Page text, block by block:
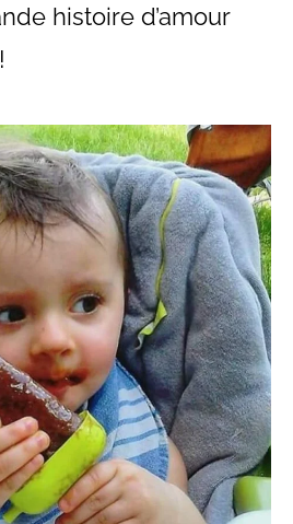
histoire d’amour